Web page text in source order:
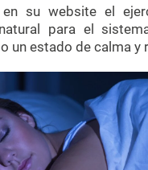
su website el
para el
un estado de calma y